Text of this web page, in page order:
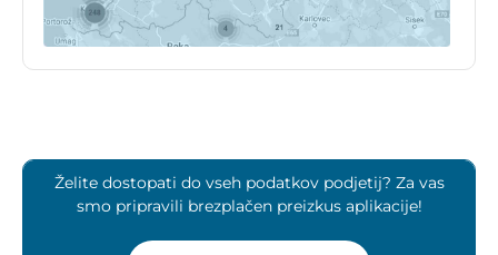
Želite dostopati do vseh podatkov podjetij? Za vas
smo pripravili brezplačen preizkus aplikacije!